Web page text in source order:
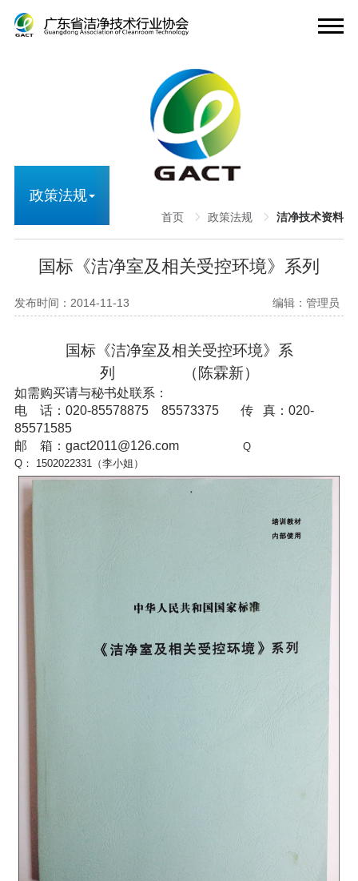
政策法规
首页 政策法规 洁净技术资料
国标《洁净室及相关受控环境》系列
发布时间：2014-11-13 编辑：管理员
国标《洁净室及相关受控环境》系
列 （陈霖新）
如需购买请与秘书处联系：
电 话： 020-85578875 85573375
传 真：020-
85571585
邮 箱： gact2011@126.com
Q
Q： 1502022331（李小姐）